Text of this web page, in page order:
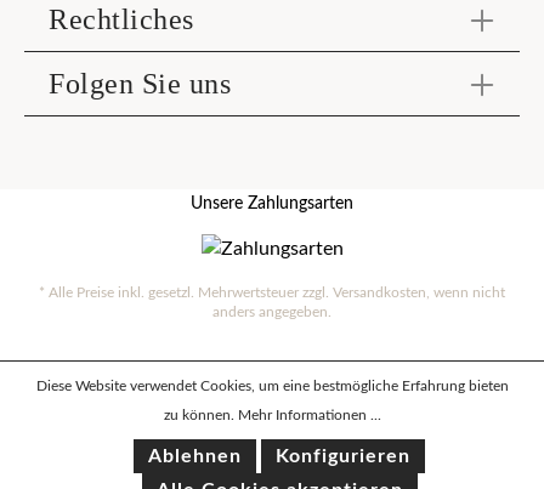
Rechtliches
Folgen Sie uns
Unsere Zahlungsarten
* Alle Preise inkl. gesetzl. Mehrwertsteuer zzgl. Versandkosten , wenn nicht
anders angegeben.
Diese Website verwendet Cookies, um eine bestmögliche Erfahrung bieten
zu können.
Mehr Informationen ...
Ablehnen
Konfigurieren